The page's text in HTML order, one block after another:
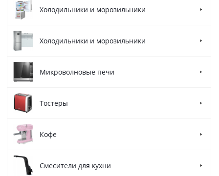
Холодильники и морозильники
Холодильники и морозильники
Микроволновые печи
Тостеры
Кофе
Смесители для кухни